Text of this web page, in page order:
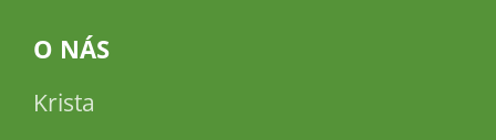
O NÁS
Krista